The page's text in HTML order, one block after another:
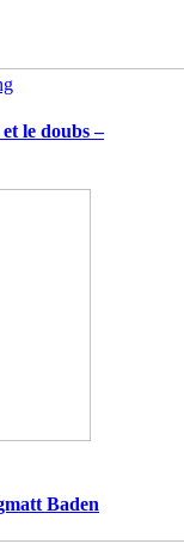
le doubs –
Baden